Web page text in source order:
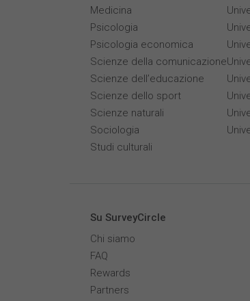
Medicina
Psicologia
Psicologia economica
Scienze della comunicazione
Scienze dell’educazione
Scienze dello sport
Scienze naturali
Sociologia
Studi culturali
Su SurveyCircle
Chi siamo
FAQ
Rewards
Partners